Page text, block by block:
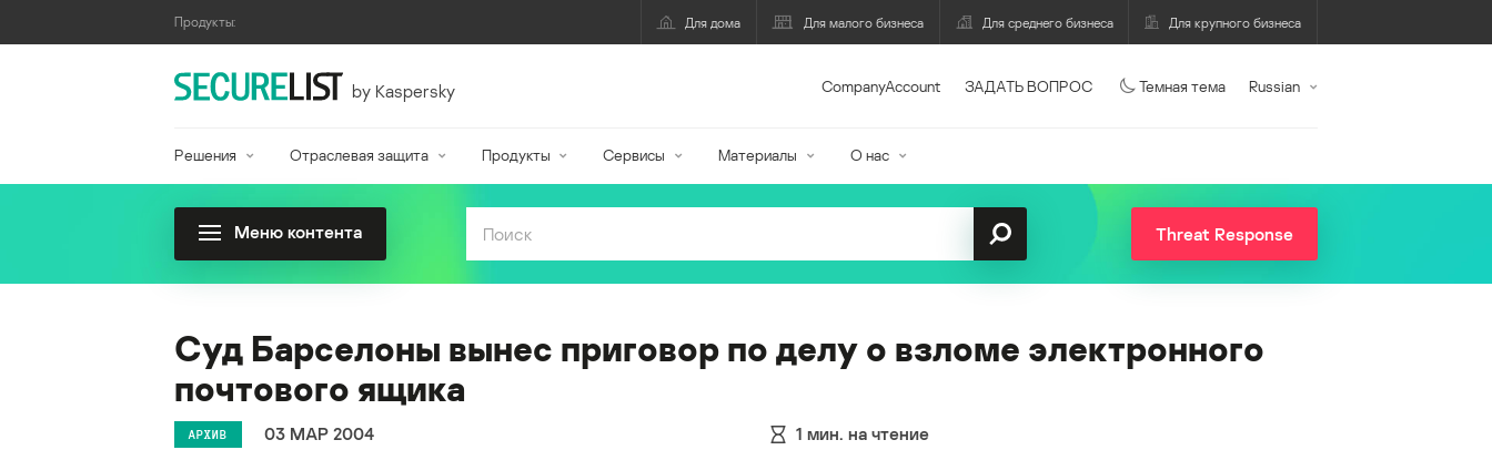
Продукты: Для дома Для малого бизнеса Для среднего бизнеса Для крупного бизнеса
by Kaspersky CompanyAccount ЗАДАТЬ ВОПРОС Темная тема Russian
Решения Отраслевая защита Продукты Сервисы Материалы О нас
Меню контента Threat Response
Суд Барселоны вынес приговор по делу о взломе электронного
почтового ящика
АРХИВ 03 МАР 2004 1 мин. на чтение